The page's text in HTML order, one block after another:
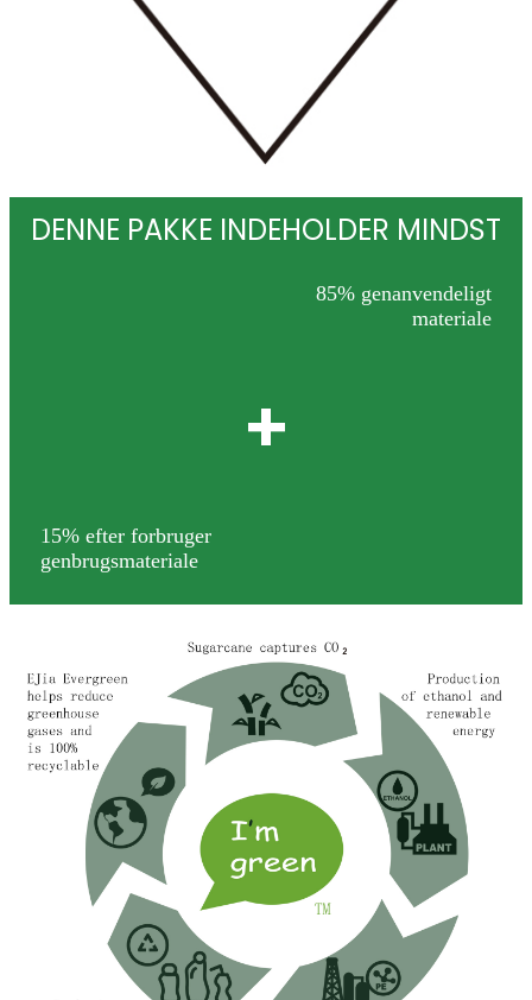
DENNE PAKKE INDEHOLDER MINDST
85% genanvendeligt
materiale
+
15% efter forbruger
genbrugsmateriale